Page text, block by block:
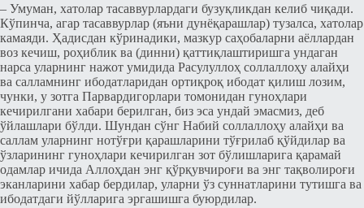
– Умуман, хатолар тасаввурлардаги бузуқликдан келиб чиқади.
Кўпинча, агар тасаввурлар (яъни дунёқарашлар) тузалса, хатолар
камаяди. Ҳадисдан кўринадики, мазкур саҳобаларни аёллардан
воз кечиш, роҳиблик ва (динни) қаттиқлаштиришга ундаган
нарса уларнинг нажот умидида Расулуллоҳ соллаллоҳу алайҳи
ва салламнинг ибодатларидан ортиқроқ ибодат қилиш лозим,
чунки, у зотга Парвардигорлари томонидан гуноҳлари
кечирилгани хабари берилган, биз эса ундай эмасмиз, деб
ўйлашлари бўлди. Шундан сўнг Набий соллаллоҳу алайҳи ва
саллам уларнинг нотўғри қарашларини тўғрилаб қўйдилар ва
ўзларининг гуноҳлари кечирилган зот бўлишларига қарамай
одамлар ичида Аллоҳдан энг қўрқувчироғи ва энг тақволироғи
эканларини хабар бердилар, уларни ўз суннатларини тутишга ва
ибодатдаги йўлларига эргашишга буюрдилар.